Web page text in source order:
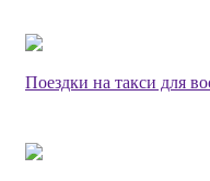
Поездки на такси для